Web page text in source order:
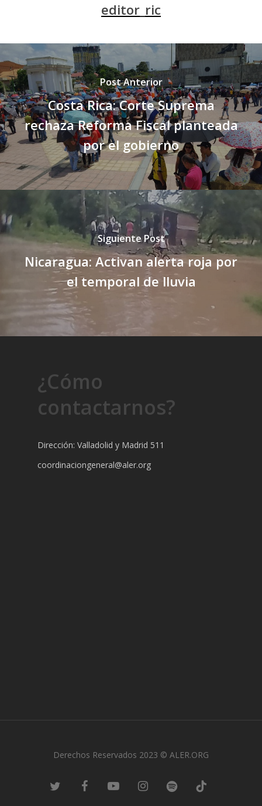
editor_ric
Post Anterior
Costa Rica: Corte Suprema
rechaza Reforma Fiscal planteada
por el gobierno
Siguiente Post
Nicaragua: Activan alerta roja por
el temporal de lluvia
¿Cómo
contactarnos?
Dirección: Valladolid y Madrid 511
coordinaciongeneral@aler.org
Derechos Reservados 2023 © ALER.ORG